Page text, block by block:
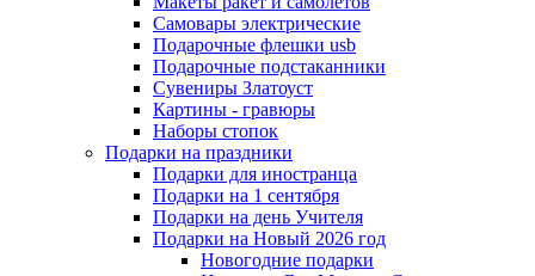
Самовары электрические
Подарочные флешки usb
Подарочные подстаканники
Сувениры Златоуст
Картины - гравюры
Наборы стопок
Подарки на праздники
Подарки для иностранца
Подарки на 1 сентября
Подарки на день Учителя
Подарки на Новый 2026 год
Новогодние подарки